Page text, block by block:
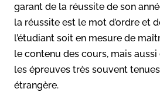
garant de la réussite de son
la réussite est le mot d’ordre et
l’étudiant soit en mesure de
le contenu des cours, mais
les épreuves très souvent
étrangère.